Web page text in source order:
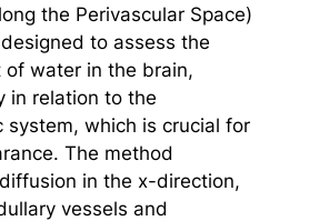
the Perivascular Space)
to assess the
of water in the brain,
in relation to the
system, which is crucial for
The method
in the x-direction,
vessels and